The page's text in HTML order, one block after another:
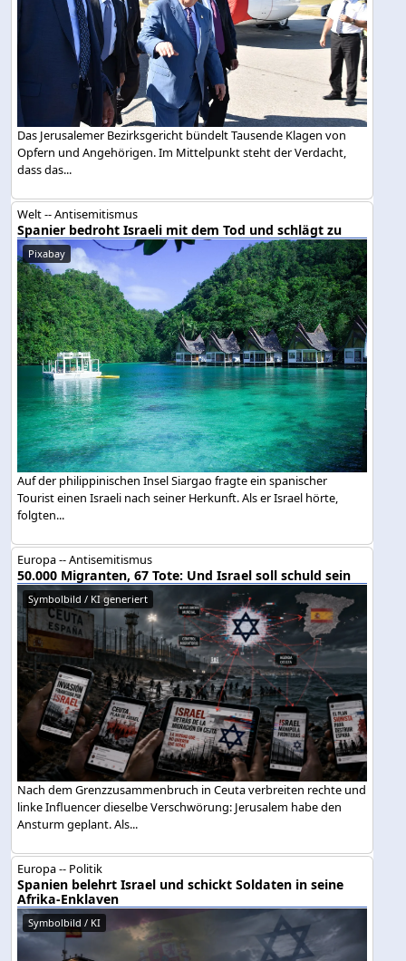
Das Jerusalemer Bezirksgericht bündelt Tausende Klagen von
Opfern und Angehörigen. Im Mittelpunkt steht der Verdacht,
dass das...
Welt -- Antisemitismus
Spanier bedroht Israeli mit dem Tod und schlägt zu
Pixabay
Auf der philippinischen Insel Siargao fragte ein spanischer
Tourist einen Israeli nach seiner Herkunft. Als er Israel hörte,
folgten...
Europa -- Antisemitismus
50.000 Migranten, 67 Tote: Und Israel soll schuld sein
Symbolbild / KI generiert
Nach dem Grenzzusammenbruch in Ceuta verbreiten rechte und
linke Influencer dieselbe Verschwörung: Jerusalem habe den
Ansturm geplant. Als...
Europa -- Politik
Spanien belehrt Israel und schickt Soldaten in seine
Afrika-Enklaven
Symbolbild / KI